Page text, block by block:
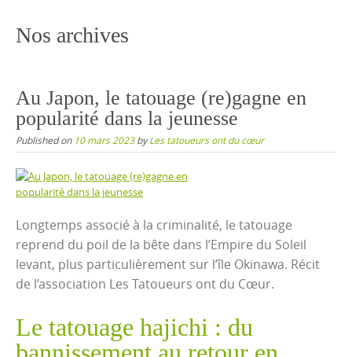
Nos archives
Au Japon, le tatouage (re)gagne en
popularité dans la jeunesse
Published on 10 mars 2023byLes tatoueurs ont du cœur
Longtemps associé à la criminalité, le tatouage
reprend du poil de la bête dans l’Empire du Soleil
levant, plus particulièrement sur l’île Okinawa. Récit
de l’association Les Tatoueurs ont du Cœur.
Le tatouage hajichi : du